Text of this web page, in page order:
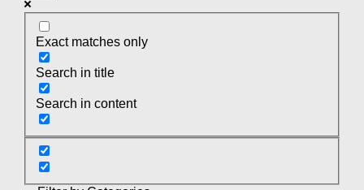
Exact matches only
Search in title
Search in content